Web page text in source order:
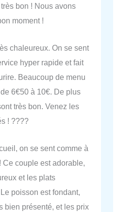
bon ! Nous avons
moment !
chaleureux. On se sent
hyper rapide et fait
Beaucoup de menu
6€50 à 10€. De plus
très bon. Venez les
! ????
on se sent comme à
Ce couple est adorable,
et les plats
poisson est fondant,
bien présenté, et les prix